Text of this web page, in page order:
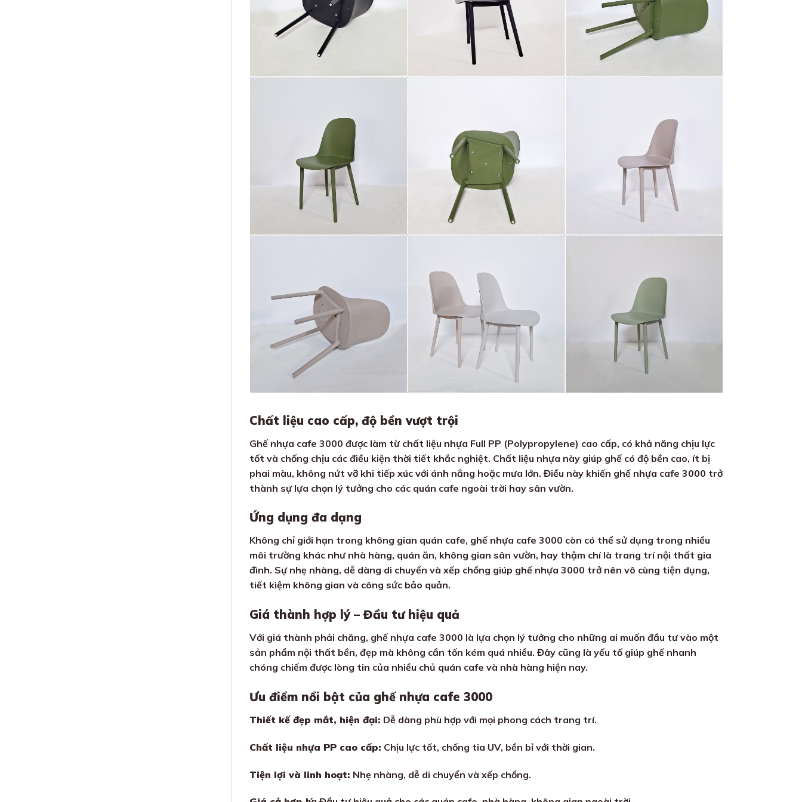
Chất liệu cao cấp, độ bền vượt trội
Ghế nhựa cafe 3000 được làm từ chất liệu nhựa Full PP (Polypropylene) cao cấp, có khả năng chịu lực
tốt và chống chịu các điều kiện thời tiết khắc nghiệt. Chất liệu nhựa này giúp ghế có độ bền cao, ít bị
phai màu, không nứt vỡ khi tiếp xúc với ánh nắng hoặc mưa lớn. Điều này khiến ghế nhựa cafe 3000 trở
thành sự lựa chọn lý tưởng cho các quán cafe ngoài trời hay sân vườn.
Ứng dụng đa dạng
Không chỉ giới hạn trong không gian quán cafe, ghế nhựa cafe 3000 còn có thể sử dụng trong nhiều
môi trường khác như nhà hàng, quán ăn, không gian sân vườn, hay thậm chí là trang trí nội thất gia
đình. Sự nhẹ nhàng, dễ dàng di chuyển và xếp chồng giúp ghế nhựa 3000 trở nên vô cùng tiện dụng,
tiết kiệm không gian và công sức bảo quản.
Giá thành hợp lý – Đầu tư hiệu quả
Với giá thành phải chăng, ghế nhựa cafe 3000 là lựa chọn lý tưởng cho những ai muốn đầu tư vào một
sản phẩm nội thất bền, đẹp mà không cần tốn kém quá nhiều. Đây cũng là yếu tố giúp ghế nhanh
chóng chiếm được lòng tin của nhiều chủ quán cafe và nhà hàng hiện nay.
Ưu điểm nổi bật của ghế nhựa cafe 3000
Thiết kế đẹp mắt, hiện đại: Dễ dàng phù hợp với mọi phong cách trang trí.
Chất liệu nhựa PP cao cấp: Chịu lực tốt, chống tia UV, bền bỉ với thời gian.
Tiện lợi và linh hoạt: Nhẹ nhàng, dễ di chuyển và xếp chồng.